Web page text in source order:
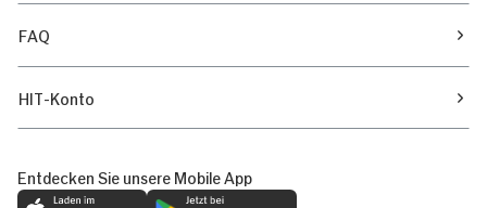
FAQ
HIT-Konto
Entdecken Sie unsere Mobile App